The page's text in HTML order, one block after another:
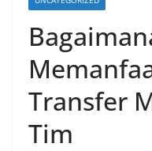
Transfer
Tim